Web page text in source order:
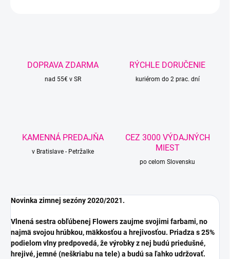
DOPRAVA ZDARMA
nad 55€ v SR
RÝCHLE DORUČENIE
kuriérom do 2 prac. dní
KAMENNÁ PREDAJŇA
v Bratislave - Petržalke
CEZ 3000 VÝDAJNÝCH
MIEST
po celom Slovensku
Novinka zimnej sezóny 2020/2021.
Vlnená sestra obľúbenej Flowers zaujme svojimi farbami, no
najmä svojou hrúbkou, mäkkosťou a hrejivosťou. Priadza s 25%
podielom vlny predpovedá, že výrobky z nej budú priedušné,
hrejivé, jemné (neškriabu na tele) a budú sa ľahko udržovať.